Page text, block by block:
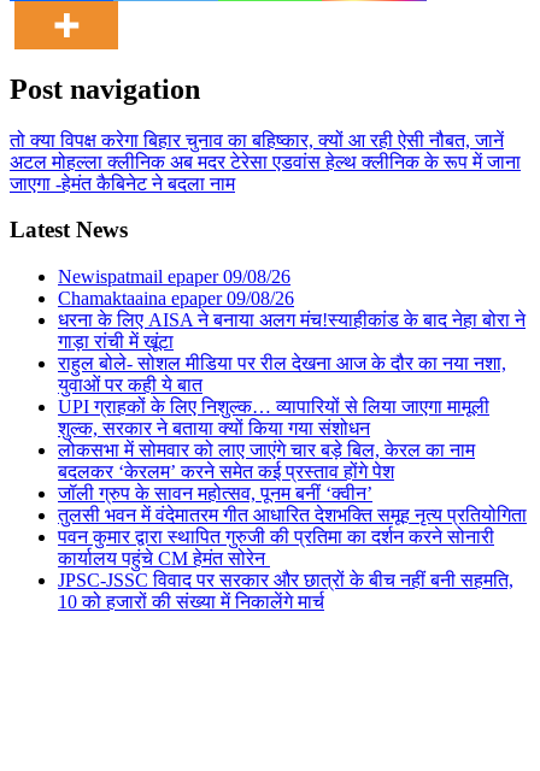
Post navigation
तो क्या विपक्ष करेगा बिहार चुनाव का बहिष्कार, क्यों आ रही ऐसी नौबत, जानें
अटल मोहल्ला क्लीनिक अब मदर टेरेसा एडवांस हेल्थ क्लीनिक के रूप में जाना
जाएगा -हेमंत कैबिनेट ने बदला नाम
Latest News
Newispatmail epaper 09/08/26
Chamaktaaina epaper 09/08/26
धरना के लिए AISA ने बनाया अलग मंच!स्याहीकांड के बाद नेहा बोरा ने
गाड़ा रांची में खूंटा
राहुल बोले- सोशल मीडिया पर रील देखना आज के दौर का नया नशा,
युवाओं पर कही ये बात
UPI ग्राहकों के लिए निशुल्क… व्यापारियों से लिया जाएगा मामूली
शुल्क, सरकार ने बताया क्यों किया गया संशोधन
लोकसभा में सोमवार को लाए जाएंगे चार बड़े बिल, केरल का नाम
बदलकर ‘केरलम’ करने समेत कई प्रस्ताव होंगे पेश
जॉली ग्रुप के सावन महोत्सव, पूनम बनीं ‘क्वीन’
तुलसी भवन में वंदेमातरम गीत आधारित देशभक्ति समूह नृत्य प्रतियोगिता
पवन कुमार द्वारा स्थापित गुरुजी की प्रतिमा का दर्शन करने सोनारी
कार्यालय पहुंचे CM हेमंत सोरेन
JPSC-JSSC विवाद पर सरकार और छात्रों के बीच नहीं बनी सहमति,
10 को हजारों की संख्या में निकालेंगे मार्च